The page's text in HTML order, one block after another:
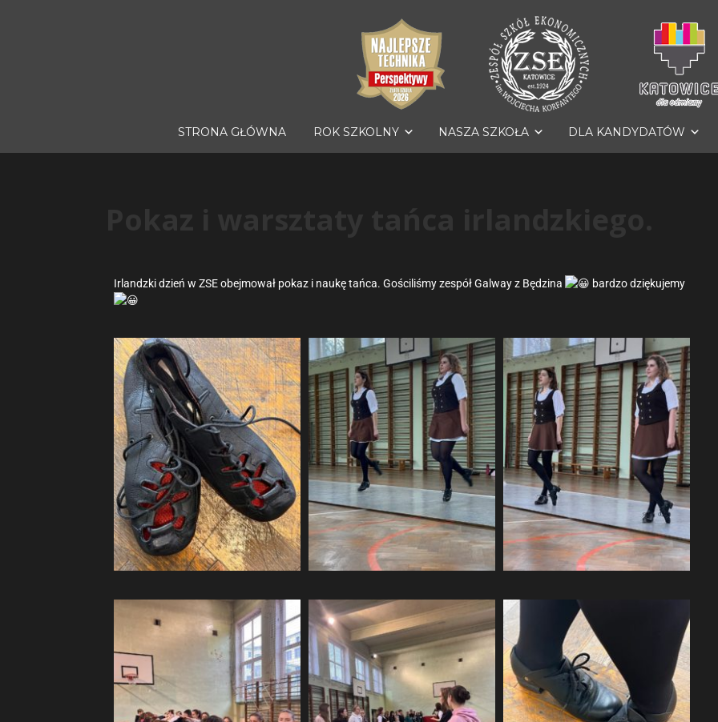
STRONA GŁÓWNA ROK SZKOLNY NASZA SZKOŁA DLA KANDYDATÓW
Irlandzki dzień w ZSE obejmował pokaz i naukę tańca. Gościliśmy zespół Galway z Będzina bardzo dziękujemy